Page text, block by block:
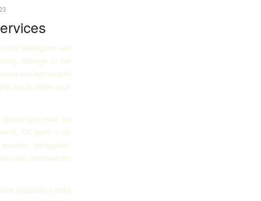
belang om een
lekkage of het
kan het verschil
om te kijken naar
voor uw
Dit geeft u de
aangepakt.
een betrouwbare
prijsstelling helpt